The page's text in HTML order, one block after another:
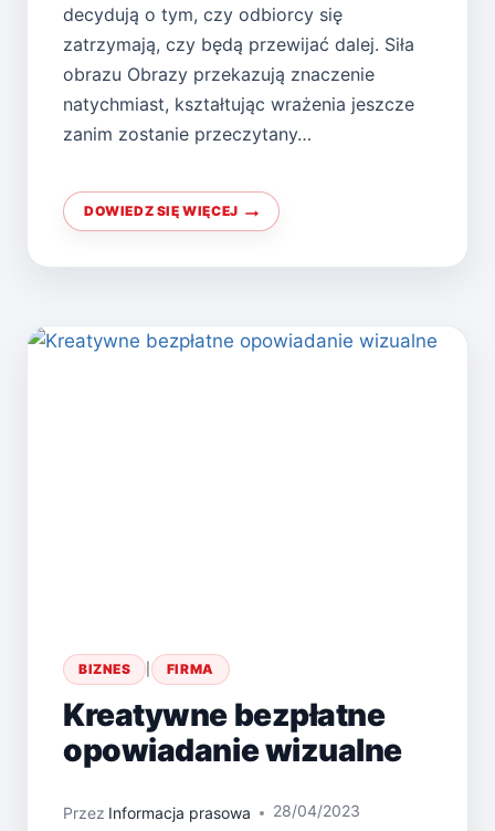
decydują o tym, czy odbiorcy się
zatrzymają, czy będą przewijać dalej. Siła
obrazu Obrazy przekazują znaczenie
natychmiast, kształtując wrażenia jeszcze
zanim zostanie przeczytany…
DOWIEDZ SIĘ WIĘCEJ
ZASOBY
WIZUALNE
BIZNES FIRMA
Kreatywne bezpłatne
opowiadanie wizualne
Przez Informacja prasowa 28/04/2023